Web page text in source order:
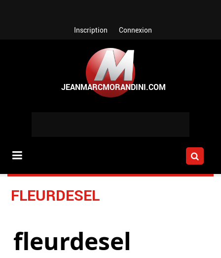
Inscription Connexion
FLEURDESEL
fleurdesel